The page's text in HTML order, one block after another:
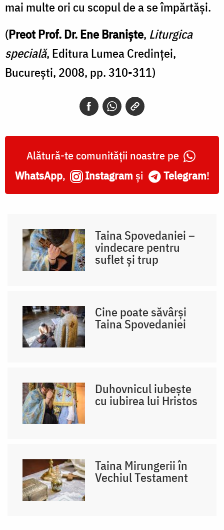
mai multe ori cu scopul de a se împărtăşi.
(Preot Prof. Dr. Ene Braniște, Liturgica
specială, Editura Lumea Credinței,
București, 2008, pp. 310-311)
Alătură-te comunității noastre pe
WhatsApp, Instagram și Telegram!
Taina Spovedaniei –
vindecare pentru
suflet și trup
Cine poate săvârși
Taina Spovedaniei
Duhovnicul iubește
cu iubirea lui Hristos
Taina Mirungerii în
Vechiul Testament